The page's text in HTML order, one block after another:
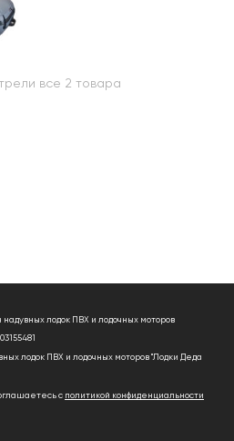
все 2 товара
лодок ПВХ и лодочных моторов
лодок ПВХ и лодочных моторов "Лодки Деда
с политикой конфиденциальности